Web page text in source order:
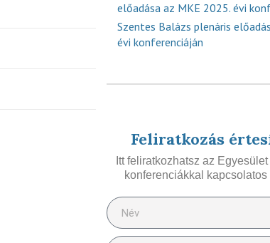
előadása az MKE 2025. évi
Szentes Balázs plenáris
évi konferenciáján
Feliratkozás
Itt feliratkozhatsz az
konferenciákkal kapcsolatos